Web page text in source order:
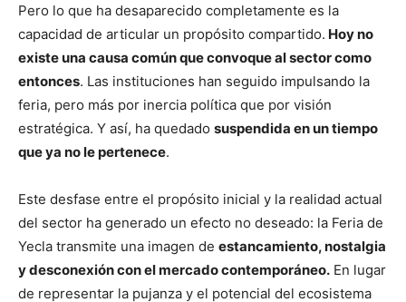
Pero lo que ha desaparecido completamente es la
capacidad de articular un propósito compartido. Hoy no
existe una causa común que convoque al sector como
entonces. Las instituciones han seguido impulsando la
feria, pero más por inercia política que por visión
estratégica. Y así, ha quedado suspendida en un tiempo
que ya no le pertenece.
Este desfase entre el propósito inicial y la realidad actual
del sector ha generado un efecto no deseado: la Feria de
Yecla transmite una imagen de estancamiento, nostalgia
y desconexión con el mercado contemporáneo. En lugar
de representar la pujanza y el potencial del ecosistema